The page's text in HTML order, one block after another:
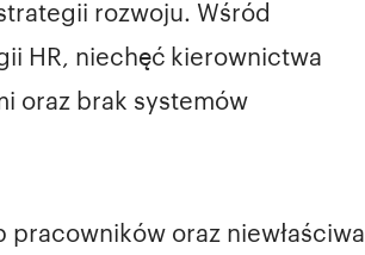
rozwoju. Wśród
HR, niechęć kierownictwa
oraz brak systemów
oraz niewłaściwa